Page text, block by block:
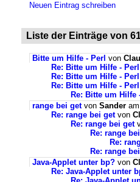
Neuen Eintrag schreiben
Liste der Einträge von
Bitte um Hilfe - Perl von
Re: Bitte um Hilfe - Perl
Re: Bitte um Hilfe - Perl
Re: Bitte um Hilfe - Perl
Re: Bitte um Hilfe
range bei getvon Sander
Re: range bei getvon
Re: range bei get
Re: range
Re:
Re: range
Java-Applet unter bp? von
Re: Java-Applet unter